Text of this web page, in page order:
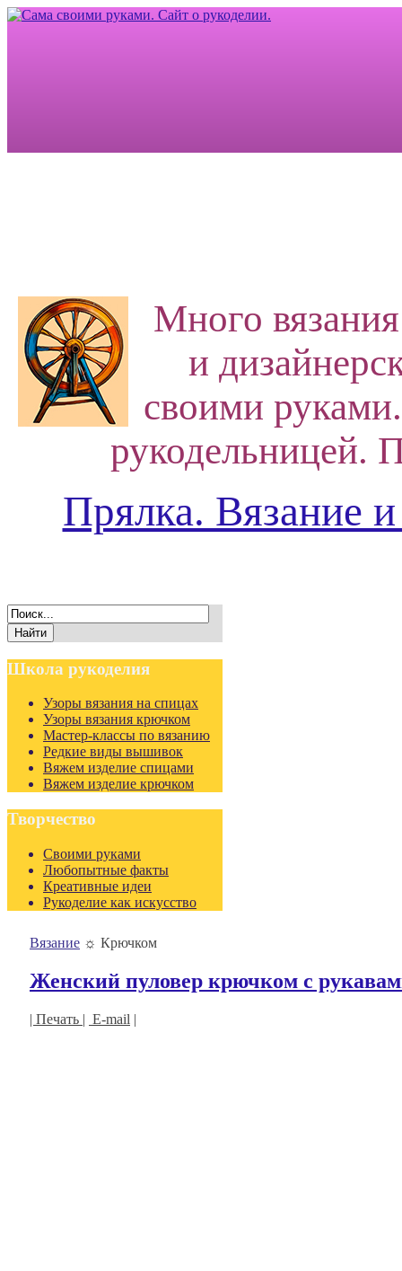
Много
и
своими руками.
рукодельницей.
Прялка. Вязание
Школа рукоделия
Узоры вязания на спицах
Узоры вязания крючком
Мастер-классы по вязанию
Редкие виды вышивок
Вяжем изделие спицами
Вяжем изделие крючком
Творчество
Своими руками
Любопытные факты
Креативные идеи
Рукоделие как искусство
Вязание ☼ Крючком
Женский пуловер крючком с
| Печать | E-mail |